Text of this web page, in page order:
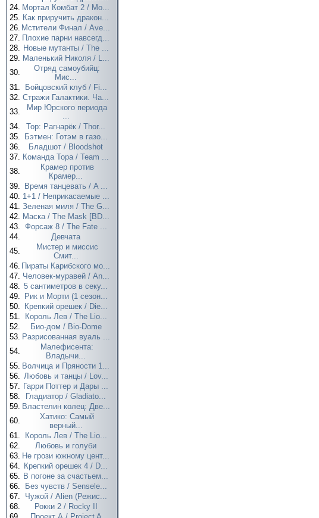
24. Мортал Комбат 2 / Mo...
25. Как приручить дракон...
26. Мстители Финал / Ave...
27. Плохие парни навсегд...
28. Новые мутанты / The ...
29. Маленький Николя / L...
30.
Отряд самоубийц:
Мис...
31.
Бойцовский клуб / Fi...
32. Стражи Галактики. Ча...
33.
Мир Юрского периода
...
34.
Тор: Рагнарёк / Thor...
35.
Бэтмен: Готэм в газо...
36.
Бладшот / Bloodshot
37. Команда Тора / Team ...
38.
Крамер против
Крамер...
39.
Время танцевать / A ...
40. 1+1 / Неприкасаемые ...
41. Зеленая миля / The G...
42. Маска / The Mask [BD...
43. Форсаж 8 / The Fate ...
44.
Девчата
45.
Мистер и миссис
Смит...
46. Пираты Карибского мо...
47. Человек-муравей / An...
48. 5 сантиметров в секу...
49.
Рик и Морти (1 сезон...
50.
Крепкий орешек / Die...
51.
Король Лев / The Lio...
52.
Био-дом / Bio-Dome
53. Разрисованная вуаль ...
54.
Малефисента:
Владычи...
55. Волчица и Пряности 1...
56. Любовь и танцы / Lov...
57. Гарри Поттер и Дары ...
58.
Гладиатор / Gladiato...
59. Властелин колец: Две...
60.
Хатико: Самый
верный...
61.
Король Лев / The Lio...
62.
Любовь и голуби
63. Не грози южному цент...
64. Крепкий орешек 4 / D...
65. В погоне за счастьем...
66.
Без чувств / Sensele...
67.
Чужой / Alien (Режис...
68.
Рокки 2 / Rocky II